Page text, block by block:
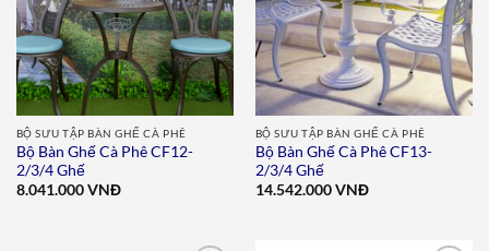
BỘ SƯU TẬP BÀN GHẾ CÀ PHÊ
Bộ Bàn Ghế Cà Phê CF12-
2/3/4 Ghế
8.041.000VNĐ
BỘ SƯU TẬP BÀN GHẾ CÀ PHÊ
Bộ Bàn Ghế Cà Phê CF13-
2/3/4 Ghế
14.542.000VNĐ